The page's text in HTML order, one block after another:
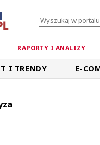
RAPORTY I ANALIZY
I TRENDY E-